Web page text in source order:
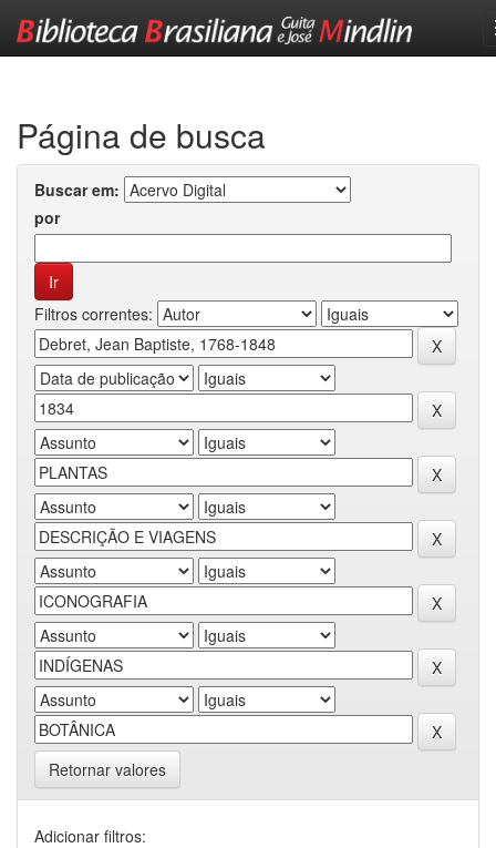
Página de busca
Buscar em:
por
Filtros correntes:
Retornar valores
Adicionar filtros: